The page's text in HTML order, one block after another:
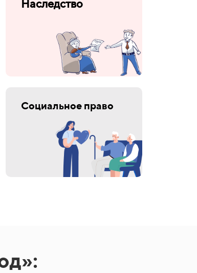
Наследство
Социальное право